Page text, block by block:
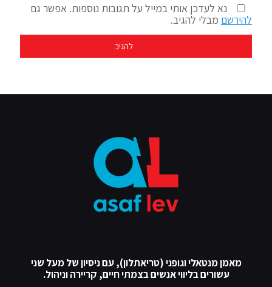
נא לעדכן אותי במייל על תגובות נוספות. אפשר גם
להירשם מבלי להגיב.
מאמן מנטאלי וגופני (טריאתלון), עם ניסיון של מעל שני
עשורים בליווי אנשים בצמתי חיים, קריירה וניהול.